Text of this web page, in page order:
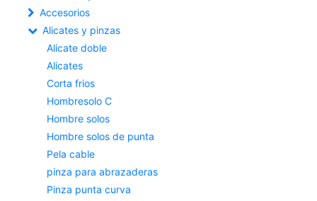
Accesorios
Alicates y pinzas
Alicate doble
Alicates
Corta frios
Hombresolo C
Hombre solos
Hombre solos de punta
Pela cable
pinza para abrazaderas
Pinza punta curva